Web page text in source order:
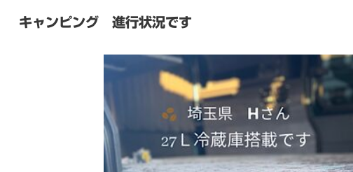
キャンピング 進行状況です